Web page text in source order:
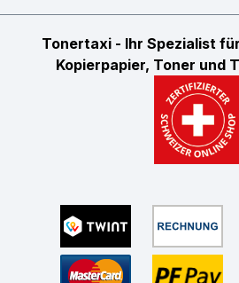
Tonertaxi - Ihr Spezialist
Kopierpapier, Toner und